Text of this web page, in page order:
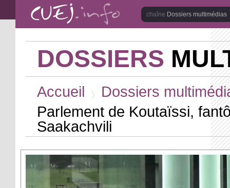
Aller au contenu principal
Dossiers multimédias
DOSSIERS
Accueil
Dossiers
Parlement de Koutaïssi,
Saakachvili